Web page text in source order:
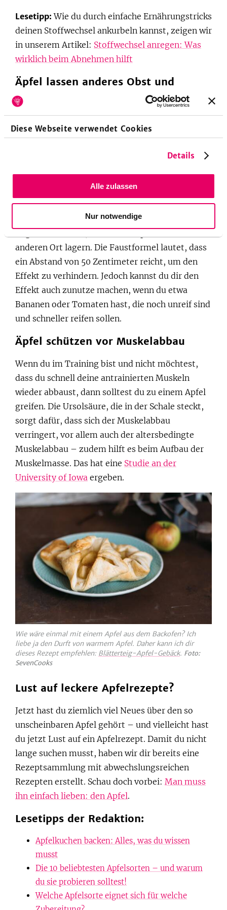
Diese Webseite verwendet Cookies
Details
Alle zulassen
Nur notwendige
Lesetipp: Wie du durch einfache Ernährungstricks
deinen Stoffwechsel ankurbeln kannst, zeigen wir
in unserem Artikel: Stoffwechsel anregen: Was
wirklich beim Abnehmen hilft
Äpfel lassen anderes Obst und
Gemüse verfaulen
das sie selbst produzieren können. Ein Obst, dass
umliegendem Obst und Gemüse den Reife- und
später den Verfaulungsprozess. Drei Mal so
schnell sollen dadurch die anderen Lebensmittel
reifen. Um zu verhindern, dass zu viel Obst
anderen Ort lagern. Die Faustformel lautet, dass
ein Abstand von 50 Zentimeter reicht, um den
Effekt zu verhindern. Jedoch kannst du dir den
Effekt auch zunutze machen, wenn du etwa
Bananen oder Tomaten hast, die noch unreif sind
und schneller reifen sollen.
Äpfel schützen vor Muskelabbau
Wenn du im Training bist und nicht möchtest,
dass du schnell deine antrainierten Muskeln
wieder abbaust, dann solltest du zu einem Apfel
greifen. Die Ursolsäure, die in der Schale steckt,
sorgt dafür, dass sich der Muskelabbau
verringert, vor allem auch der altersbedingte
Muskelabbau – zudem hilft es beim Aufbau der
Muskelmasse. Das hat eine Studie an der
University of Iowa ergeben.
Wie wäre einmal mit einem Apfel aus dem Backofen? Ich
liebe ja den Durft von warmem Apfel. Daher kann ich dir
dieses Rezept empfehlen: Blätterteig-Apfel-Gebäck. Foto:
SevenCooks
Lust auf leckere Apfelrezepte?
Jetzt hast du ziemlich viel Neues über den so
unscheinbaren Apfel gehört – und vielleicht hast
du jetzt Lust auf ein Apfelrezept. Damit du nicht
lange suchen musst, haben wir dir bereits eine
Rezeptsammlung mit abwechslungsreichen
Rezepten erstellt. Schau doch vorbei: Man muss
ihn einfach lieben: den Apfel.
Lesetipps der Redaktion:
Apfelkuchen backen: Alles, was du wissen
musst
Die 10 beliebtesten Apfelsorten – und warum
du sie probieren solltest!
Welche Apfelsorte eignet sich für welche